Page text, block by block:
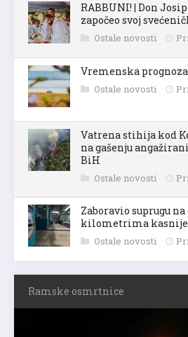
RABBUNI! | Don
započeo svoj
Ostale novosti
Vremenska
Ostale novosti
Vatrena stihija kod
na gašenju
BiH
Ostale novosti
Zaboravio suprugu
kilometrima kasnije
Ostale novosti
Ramske osmrtnice